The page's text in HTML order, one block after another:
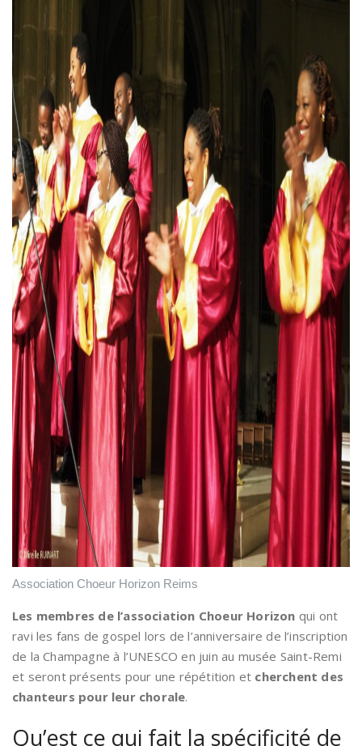
Association Choeur Horizon Reims
Les membres de l’association Choeur Horizon qui ont
ravi les fans de gospel lors de l’anniversaire de l’inscription
de la Champagne à l’UNESCO en juin au musée Saint-Remi
et seront présents pour une répétition et cherchent des
chanteurs pour leur chorale.
Qu’est ce qui fait la spécificité de